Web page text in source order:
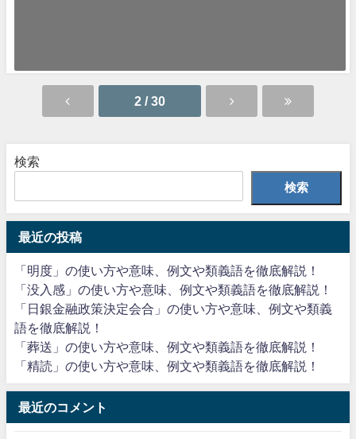
2 / 30
検索
検索
最近の投稿
「明度」の使い方や意味、例文や類義語を徹底解説！
「没入感」の使い方や意味、例文や類義語を徹底解説！
「日銀金融政策決定会合」の使い方や意味、例文や類義
語を徹底解説！
「葬送」の使い方や意味、例文や類義語を徹底解説！
「精読」の使い方や意味、例文や類義語を徹底解説！
最近のコメント